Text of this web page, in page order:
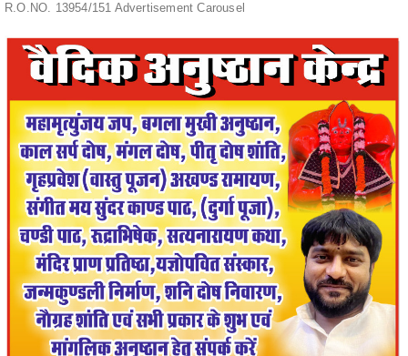
R.O.NO. 13954/151 Advertisement Carousel